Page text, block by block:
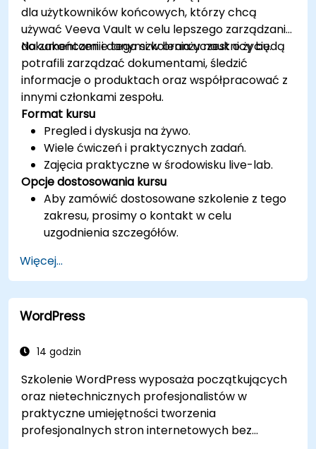
dla użytkowników końcowych, którzy chcą
używać Veeva Vault w celu lepszego zarządzania
dokumentami i danymi w branży nauk o życiu.
Na zakończenie tego szkolenia uczestnicy będą
potrafili zarządzać dokumentami, śledzić
informacje o produktach oraz współpracować z
innymi członkami zespołu.
Format kursu
Pregled i dyskusja na żywo.
Wiele ćwiczeń i praktycznych zadań.
Zajęcia praktyczne w środowisku live-lab.
Opcje dostosowania kursu
Aby zamówić dostosowane szkolenie z tego
zakresu, prosimy o kontakt w celu
uzgodnienia szczegółów.
Więcej...
WordPress
14 godzin
Szkolenie WordPress wyposaża początkujących
oraz nietechnicznych profesjonalistów w
praktyczne umiejętności tworzenia
profesjonalnych stron internetowych bez